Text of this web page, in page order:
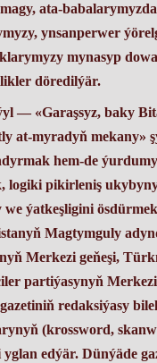
ata-
ynsanperwer
mynasyp
döredilýär.
— «Garaşsyz, baky
at-myradyň mekany»
hem-de
logiki pikirleniş
we ýatkeşligini
Magtymguly
Merkezi geňeşi,
partiýasynyň Merkezi
redaksiýasy
(krossword,
yglan edýär. Dünýäde